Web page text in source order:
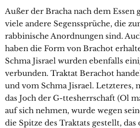
Außer der Bracha nach dem Essen
viele andere Segenssprüche, die
rabbinische Anordnungen sind.
haben die Form von Brachot
Schma Jisrael wurden ebenfalls
verbunden. Traktat Berachot
und vom Schma Jisrael. Letzteres,
das Joch der G-ttesherrschaft (Ol
auf sich nehmen, wurde wegen
die Spitze des Traktats gestellt,